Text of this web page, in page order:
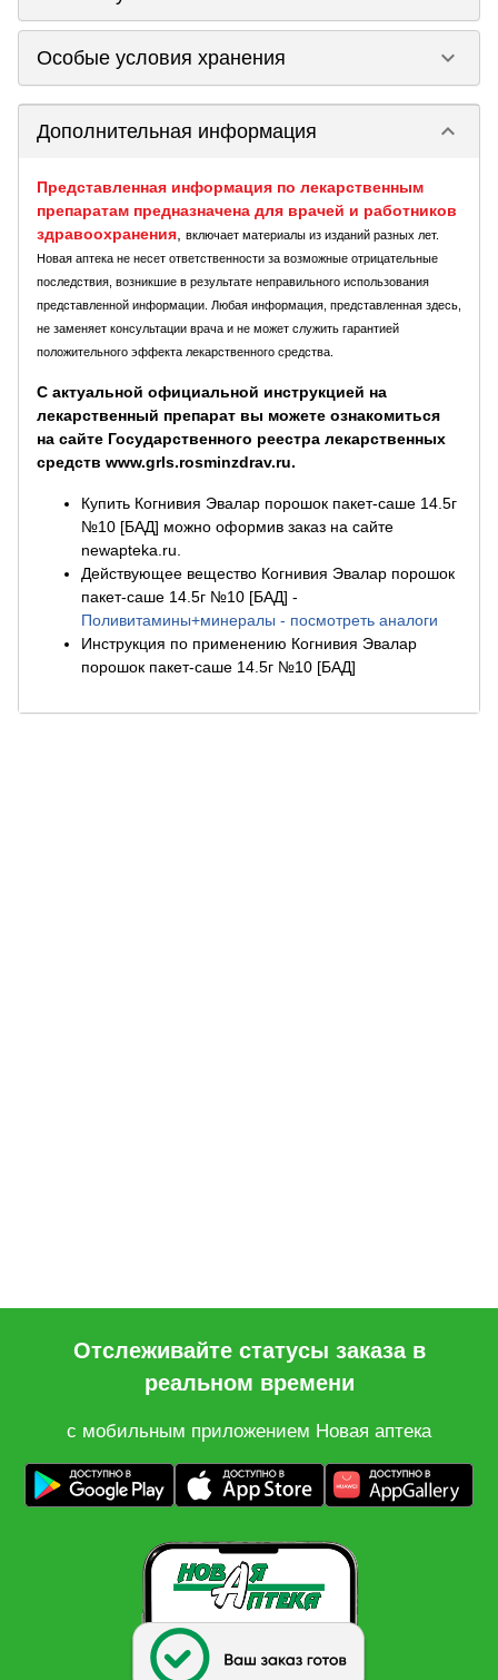
Особые условия хранения keyboard_arrow_down
Дополнительная информация keyboard_arrow_down
Представленная информация по лекарственным
препаратам предназначена для врачей и работников
здравоохранения
включает материалы из изданий разных лет.
Новая аптека не несет ответственности за возможные отрицательные
последствия, возникшие в результате неправильного использования
представленной информации. Любая информация, представленная здесь,
не заменяет консультации врача и не может служить гарантией
положительного эффекта лекарственного средства.
С актуальной официальной инструкцией на
лекарственный препарат вы можете ознакомиться
на сайте Государственного реестра лекарственных
средств www.grls.rosminzdrav.ru.
Купить Когнивия Эвалар порошок пакет-саше 14.5г
№10 [БАД] можно оформив заказ на сайте
newapteka.ru.
Действующее вещество Когнивия Эвалар порошок
пакет-саше 14.5г №10 [БАД] -
Поливитамины+минералы - посмотреть аналоги
Инструкция по применению Когнивия Эвалар
порошок пакет-саше 14.5г №10 [БАД]
Отслеживайте статусы заказа в
реальном времени
с мобильным приложением Новая аптека